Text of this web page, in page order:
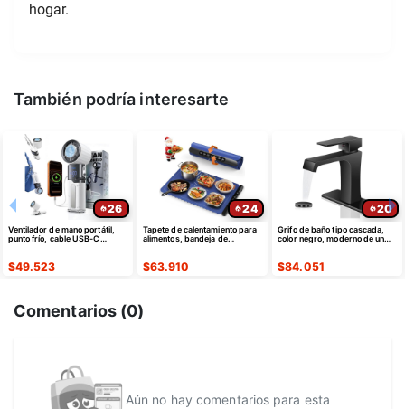
hogar.
También podría interesarte
26
Ventilador de mano portátil,
punto frío, cable USB-C
$49.523
24
Tapete de calentamiento para
alimentos, bandeja de
$63.910
20
Grifo de baño tipo cascada,
color negro, moderno de un
$84.051
Comentarios (0)
Aún no hay comentarios para esta